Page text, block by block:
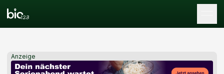
Anzeige